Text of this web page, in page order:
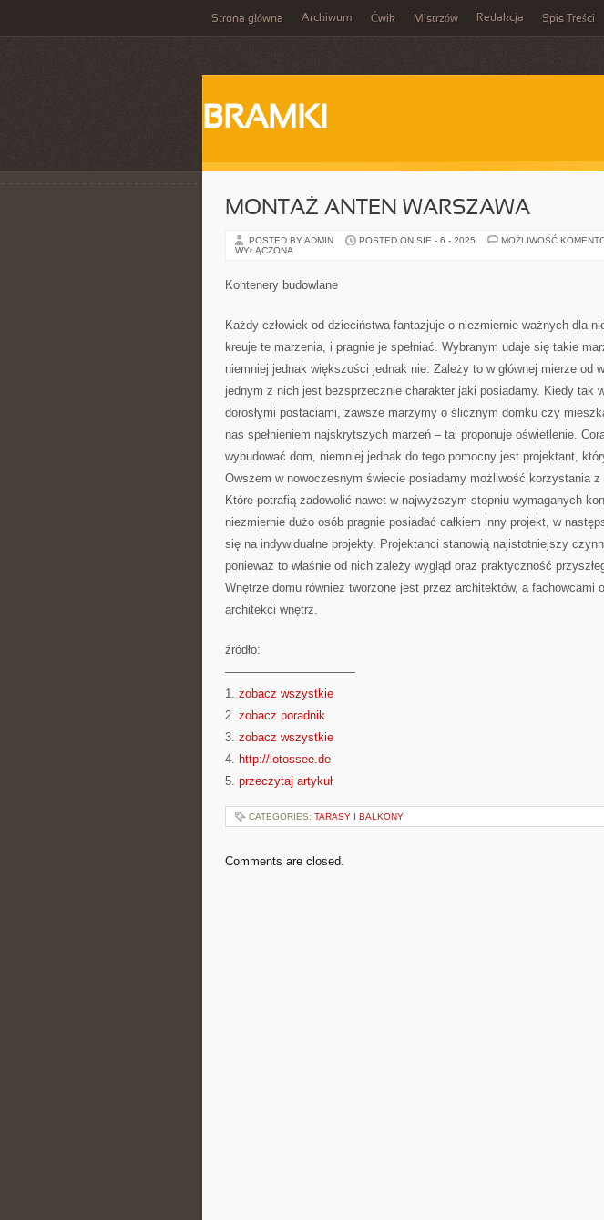
Strona główna Archiwum Ćwik Mistrzów Redakcja Spis Treści
BRAMKI
MONTAŻ ANTEN WARSZAWA
POSTED BY ADMIN POSTED ON SIE - 6 - 2025 MOŻLIWOŚĆ
WYŁĄCZONA
Kontenery budowlane
Każdy człowiek od dzieciństwa fantazjuje o niezmiernie ważnych dla
kreuje te marzenia, i pragnie je spełniać. Wybranym udaje się takie
niemniej jednak większości jednak nie. Zależy to w głównej mierze od
jednym z nich jest bezsprzecznie charakter jaki posiadamy. Kiedy tak
dorosłymi postaciami, zawsze marzymy o ślicznym domku czy
nas spełnieniem najskrytszych marzeń – tai proponuje oświetlenie.
wybudować dom, niemniej jednak do tego pomocny jest projektant,
Owszem w nowoczesnym świecie posiadamy możliwość korzystania z
Które potrafią zadowolić nawet w najwyższym stopniu wymaganych
niezmiernie dużo osób pragnie posiadać całkiem inny projekt, w
się na indywidualne projekty. Projektanci stanowią najistotniejszy
ponieważ to właśnie od nich zależy wygląd oraz praktyczność
Wnętrze domu również tworzone jest przez architektów, a fachowcami
architekci wnętrz.
źródło:
———————————
1. zobacz wszystkie
2. zobacz poradnik
3. zobacz wszystkie
4. http://lotossee.de
5. przeczytaj artykuł
CATEGORIES: TARASY I BALKONY
Comments are closed.